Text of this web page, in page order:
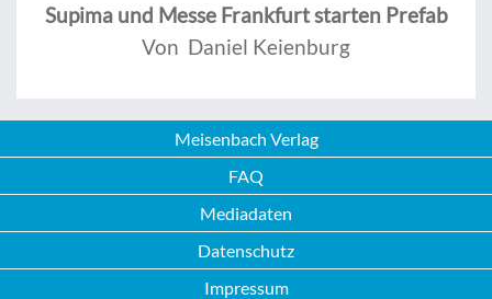
Supima und Messe Frankfurt starten Prefab
Von Daniel Keienburg
Meisenbach Verlag
FAQ
Mediadaten
Datenschutz
Impressum